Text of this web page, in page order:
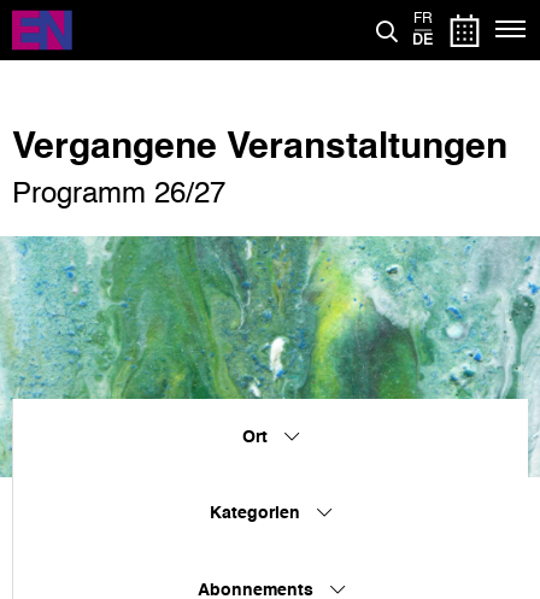
Direkt
zum
Inhalt
FR
DE
Vergangene Veranstaltungen
Programm 26/27
Ort
Kategorien
Abonnements